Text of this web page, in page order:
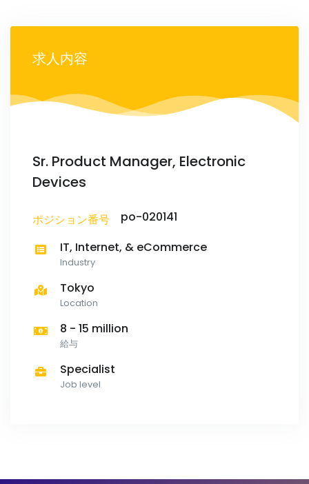
求人内容
Sr. Product Manager, Electronic
Devices
ポジション番号
po-020141
IT, Internet, & eCommerce
Industry
Tokyo
Location
8 - 15 million
給与
Specialist
Job level